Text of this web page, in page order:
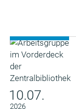
10.07.
2026